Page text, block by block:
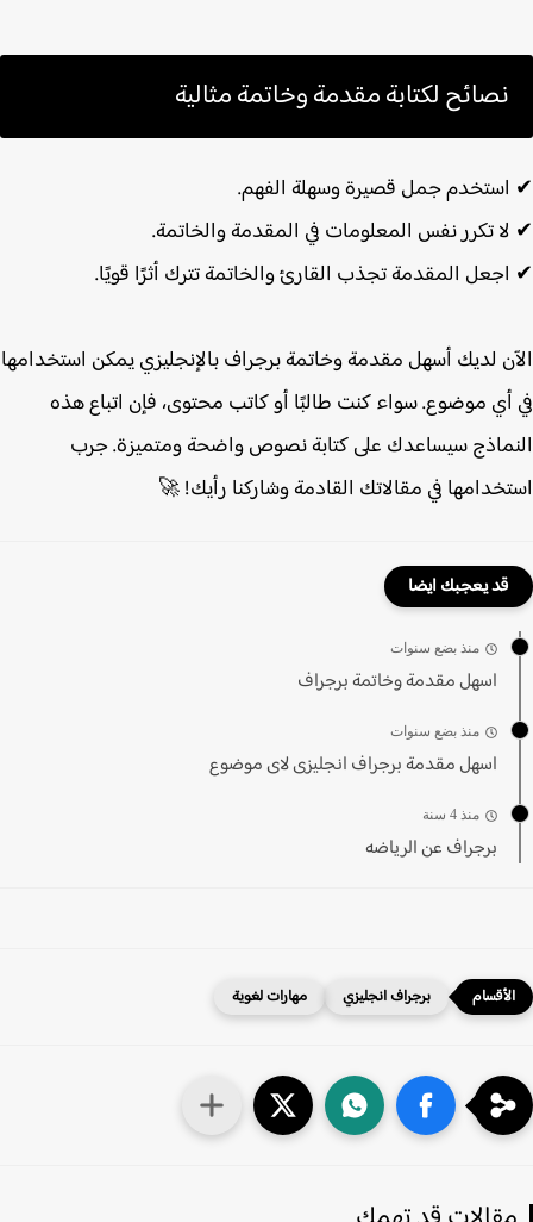
نصائح لكتابة مقدمة وخاتمة مثالية
جمل قصيرة وسهلة الفهم.
تكرر نفس المعلومات في المقدمة والخاتمة.
المقدمة تجذب القارئ والخاتمة تترك أثرًا قويًا.
لديك أسهل مقدمة وخاتمة برجراف بالإنجليزي يمكن استخدامها
موضوع. سواء كنت طالبًا أو كاتب محتوى، فإن اتباع هذه
سيساعدك على كتابة نصوص واضحة ومتميزة. جرب
في مقالاتك القادمة وشاركنا رأيك! 🚀
قد يعجبك ايضا
منذ بضع سنوات
اسهل مقدمة وخاتمة برجراف
منذ بضع سنوات
اسهل مقدمة برجراف انجليزى لاى موضوع
منذ 4 سنة
برجراف عن الرياضه
برجراف انجليزي مهارات لغوية